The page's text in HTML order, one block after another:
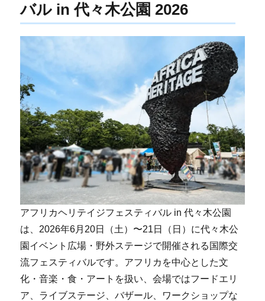
バル in 代々木公園 2026
アフリカヘリテイジフェスティバル in 代々木公園
は、2026年6月20日（土）〜21日（日）に代々木公
園イベント広場・野外ステージで開催される国際交
流フェスティバルです。アフリカを中心とした文
化・音楽・食・アートを扱い、会場ではフードエリ
ア、ライブステージ、バザール、ワークショップな